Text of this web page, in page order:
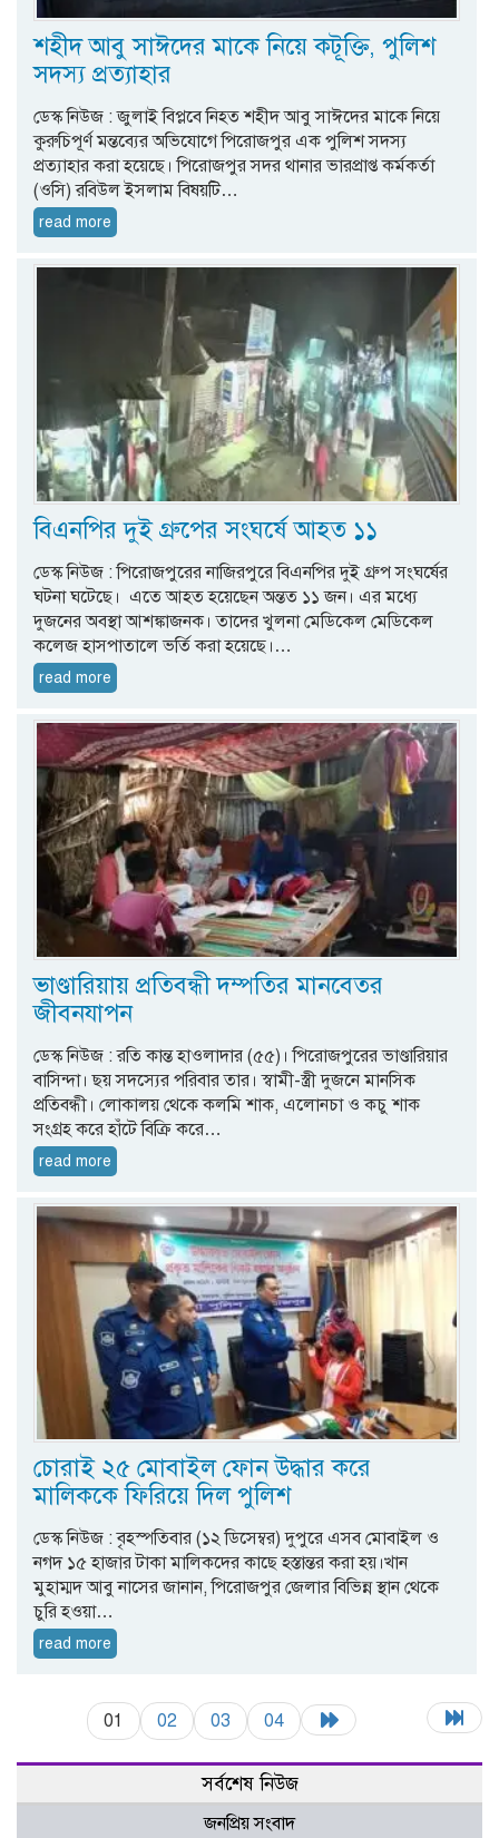
শহীদ আবু সাঈদের মাকে নিয়ে কটূক্তি, পুলিশ
সদস্য প্রত্যাহার
ডেস্ক নিউজ : জুলাই বিপ্লবে নিহত শহীদ আবু সাঈদের মাকে নিয়ে
কুরুচিপূর্ণ মন্তব্যের অভিযোগে পিরোজপুর এক পুলিশ সদস্য
প্রত্যাহার করা হয়েছে। পিরোজপুর সদর থানার ভারপ্রাপ্ত কর্মকর্তা
(ওসি) রবিউল ইসলাম বিষয়টি…
read more
বিএনপির দুই গ্রুপের সংঘর্ষে আহত ১১
ডেস্ক নিউজ : পিরোজপুরের নাজিরপুরে বিএনপির দুই গ্রুপ সংঘর্ষের
ঘটনা ঘটেছে। এতে আহত হয়েছেন অন্তত ১১ জন। এর মধ্যে
দুজনের অবস্থা আশঙ্কাজনক। তাদের খুলনা মেডিকেল মেডিকেল
কলেজ হাসপাতালে ভর্তি করা হয়েছে।…
read more
ভাণ্ডারিয়ায় প্রতিবন্ধী দম্পতির মানবেতর
জীবনযাপন
ডেস্ক নিউজ : রতি কান্ত হাওলাদার (৫৫)। পিরোজপুরের ভাণ্ডারিয়ার
বাসিন্দা। ছয় সদস্যের পরিবার তার। স্বামী-স্ত্রী দুজনে মানসিক
প্রতিবন্ধী। লোকালয় থেকে কলমি শাক, এলোনচা ও কচু শাক
সংগ্রহ করে হাঁটে বিক্রি করে…
read more
চোরাই ২৫ মোবাইল ফোন উদ্ধার করে
মালিককে ফিরিয়ে দিল পুলিশ
ডেস্ক নিউজ : বৃহস্পতিবার (১২ ডিসেম্বর) দুপুরে এসব মোবাইল ও
নগদ ১৫ হাজার টাকা মালিকদের কাছে হস্তান্তর করা হয়।খান
মুহাম্মদ আবু নাসের জানান, পিরোজপুর জেলার বিভিন্ন স্থান থেকে
চুরি হওয়া…
read more
01 02 03 04
সর্বশেষ নিউজ
জনপ্রিয় সংবাদ